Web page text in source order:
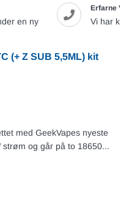
en ny
Erfarne
Vi har
(+ Z SUB 5,5ML) kit
med GeekVapes nyeste
strøm og går på to 18650...